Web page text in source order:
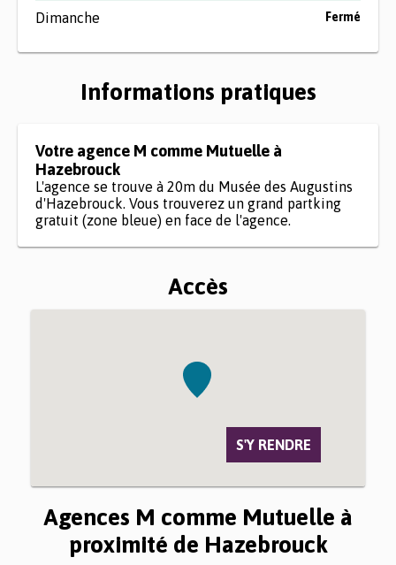
Dimanche Fermé
Informations pratiques
Votre agence M comme Mutuelle à
Hazebrouck
L'agence se trouve à 20m du Musée des Augustins
d'Hazebrouck. Vous trouverez un grand partking
gratuit (zone bleue) en face de l'agence.
Accès
S'Y RENDRE
Agences M comme Mutuelle à
proximité de Hazebrouck